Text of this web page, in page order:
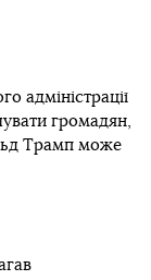
адміністрації
громадян,
Трамп може